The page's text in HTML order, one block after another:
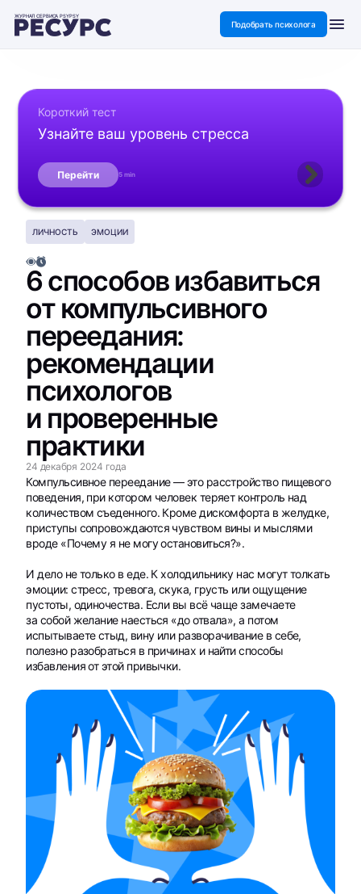
ЖУРНАЛ СЕРВИСА PSYPSY
Подобрать психолога
Короткий тест
Узнайте ваш уровень стресса
Перейти 5 min
ЛИЧНОСТЬ ЭМОЦИИ
6 способов избавиться
от компульсивного
переедания:
рекомендации
психологов
и проверенные
практики
24 декабря 2024 года
Компульсивное переедание — это расстройство пищевого
поведения, при котором человек теряет контроль над
количеством съеденного. Кроме дискомфорта в желудке,
приступы сопровождаются чувством вины и мыслями
вроде «Почему я не могу остановиться?».
И дело не только в еде. К холодильнику нас могут толкать
эмоции: стресс, тревога, скука, грусть или ощущение
пустоты, одиночества. Если вы всё чаще замечаете
за собой желание наесться «до отвала», а потом
испытываете стыд, вину или разворачивание в себе,
полезно разобраться в причинах и найти способы
избавления от этой привычки.